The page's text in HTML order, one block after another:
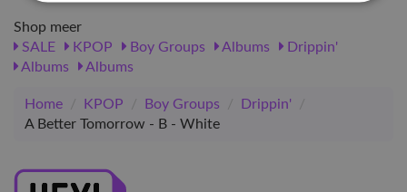
Shop meer
SALE
KPOP Boy Groups Albums
Drippin'
Albums
Albums
Home / KPOP / Boy Groups / Drippin'
/
A Better Tomorrow - B - White